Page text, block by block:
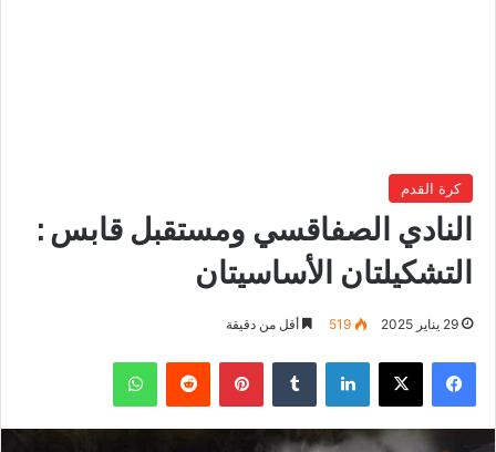
كرة القدم
النادي الصفاقسي ومستقبل قابس :
التشكيلتان الأساسيتان
29 يناير 2025 519 أقل من دقيقة
فيسبوك ‫X لينكدإن بينتيريست واتساب